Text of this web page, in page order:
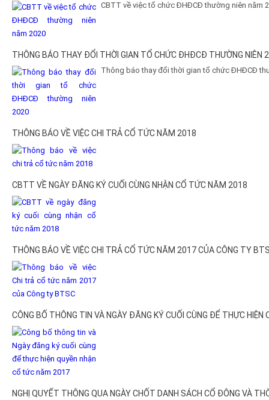
CBTT về việc tổ chức ĐHĐCĐ thường niên năm
THÔNG BÁO THAY ĐỔI THỜI GIAN TỔ CHỨC ĐHĐCĐ THƯỜNG NIÊN
Thông báo thay đổi thời gian tổ chức ĐHĐCĐ
THÔNG BÁO VỀ VIỆC CHI TRẢ CỔ TỨC NĂM 2018
CBTT VỀ NGÀY ĐĂNG KÝ CUỐI CÙNG NHẬN CỔ TỨC NĂM 2018
THÔNG BÁO VỀ VIỆC CHI TRẢ CỔ TỨC NĂM 2017 CỦA CÔNG TY
CÔNG BỐ THÔNG TIN VÀ NGÀY ĐĂNG KÝ CUỐI CÙNG ĐỂ THỰC
NGHỊ QUYẾT THÔNG QUA NGÀY CHỐT DANH SÁCH CỔ ĐÔNG VÀ